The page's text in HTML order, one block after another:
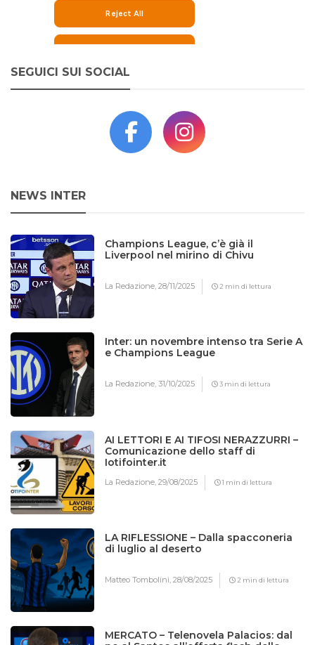
SEGUICI SUI SOCIAL
NEWS INTER
Champions League, c’è già il
Liverpool nel mirino di Chivu
La Redazione,28/11/2025 2 min di lettura
Inter: un novembre intenso tra Serie A
e Champions League
La Redazione,31/10/2025 3 min di lettura
AI LETTORI E AI TIFOSI NERAZZURRI –
Comunicazione dello staff di
Iotifointer.it
La Redazione,29/08/2025 1 min di lettura
LA RIFLESSIONE – Dalla spacconeria
di luglio al deserto
Matteo Tombolini,28/08/2025 2 min di lettura
MERCATO – Telenovela Palacios: dal